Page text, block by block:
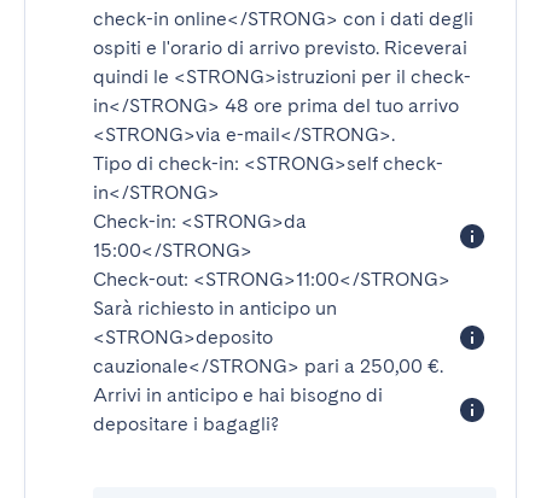
check-in online</STRONG> con i dati degli
ospiti e l'orario di arrivo previsto. Riceverai
quindi le <STRONG>istruzioni per il check-
in</STRONG> 48 ore prima del tuo arrivo
<STRONG>via e-mail</STRONG>.
Tipo di check-in: <STRONG>self check-
in</STRONG>
Check-in: <STRONG>da
15:00</STRONG>
Check-out: <STRONG>11:00</STRONG>
Sarà richiesto in anticipo un
<STRONG>deposito
cauzionale</STRONG> pari a 250,00 €.
Arrivi in anticipo e hai bisogno di
depositare i bagagli?